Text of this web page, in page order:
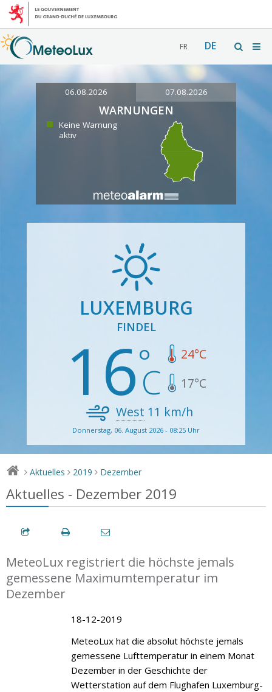
FR DE
06.08.2026 07.08.2026
WARNUNGEN
Keine Warnung
aktiv
LUXEMBURG
FINDEL
16 24°C
17°C
West 11 km/h
Donnerstag, 06. August 2026 - 08:25 Uhr
> Aktuelles > 2019 > Dezember
Aktuelles - Dezember 2019
MeteoLux registriert die höchste jemals
gemessene Maximumtemperatur im
Dezember
18-12-2019
MeteoLux hat die absolut höchste jemals
gemessene Lufttemperatur in einem Monat
Dezember in der Geschichte der
Wetterstation auf dem Flughafen Luxemburg-